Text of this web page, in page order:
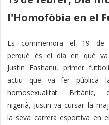
l'Homofòbia en el
Es commemora el 19 de
perquè és el dia en què va
Justin Fashanu, primer
actiu que va fer pública
homosexualitat. Britànic,
nigerià, Justin va cursar la
la seva carrera esportiva en